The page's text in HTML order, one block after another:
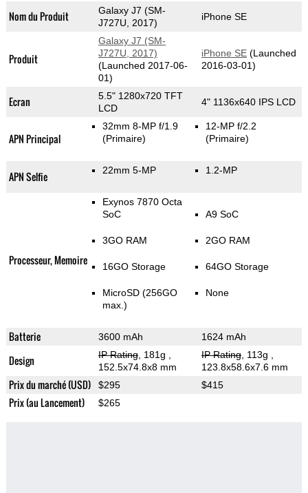
Nom du Produit
Galaxy J7 (SM-
J727U, 2017)
iPhone SE
Produit
Galaxy J7 (SM-
J727U, 2017)
(Launched 2017-06-
01)
iPhone SE(Launched
2016-03-01)
Ecran
5.5" 1280x720 TFT
LCD
4" 1136x640 IPS LCD
APN Principal
32mm 8-MP f/1.9
(Primaire)
12-MP f/2.2
(Primaire)
APN Selfie 22mm 5-MP 1.2-MP
Processeur, Memoire
Exynos 7870 Octa
SoC
3GO RAM
16GO Storage
MicroSD (256GO
max.)
A9 SoC
2GO RAM
64GO Storage
None
Batterie 3600 mAh 1624 mAh
Design IP Rating, 181g
152.5x74.8x8 mm
IP Rating, 113g
123.8x58.6x7.6 mm
Prix du marché (USD) $295 $415
Prix (au Lancement) $265